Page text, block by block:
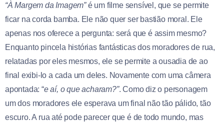
“À Margem da Imagem”é um filme sensível, que se permite
ficar na corda bamba. Ele não quer ser bastião moral. Ele
apenas nos oferece a pergunta: será que é assim mesmo?
Enquanto pincela histórias fantásticas dos moradores de rua,
relatadas por eles mesmos, ele se permite a ousadia de ao
final exibi-lo a cada um deles. Novamente com uma câmera
apontada: “e aí, o que acharam?”. Como diz o personagem
um dos moradores ele esperava um final não tão pálido, tão
escuro. A rua até pode parecer que é de todo mundo, mas